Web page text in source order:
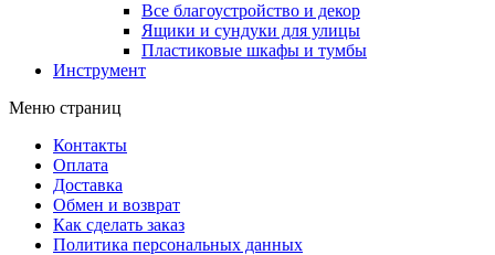
Все благоустройство и декор
Ящики и сундуки для улицы
Пластиковые шкафы и тумбы
Инструмент
Меню страниц
Контакты
Оплата
Доставка
Обмен и возврат
Как сделать заказ
Политика персональных данных